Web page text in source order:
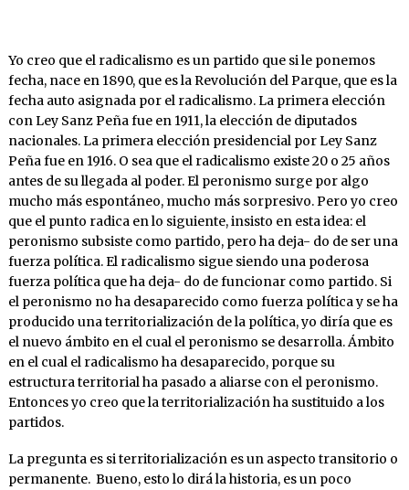
Yo creo que el radicalismo es un partido que si le ponemos
fecha, nace en 1890, que es la Revolución del Parque, que es la
fecha auto asignada por el radicalismo. La primera elección
con Ley Sanz Peña fue en 1911, la elección de diputados
nacionales. La primera elección presidencial por Ley Sanz
Peña fue en 1916. O sea que el radicalismo existe 20 o 25 años
antes de su llegada al poder. El peronismo surge por algo
mucho más espontáneo, mucho más sorpresivo. Pero yo creo
que el punto radica en lo siguiente, insisto en esta idea: el
peronismo subsiste como partido, pero ha deja- do de ser una
fuerza política. El radicalismo sigue siendo una poderosa
fuerza política que ha deja- do de funcionar como partido. Si
el peronismo no ha desaparecido como fuerza política y se ha
producido una territorialización de la política, yo diría que es
el nuevo ámbito en el cual el peronismo se desarrolla. Ámbito
en el cual el radicalismo ha desaparecido, porque su
estructura territorial ha pasado a aliarse con el peronismo.
Entonces yo creo que la territorialización ha sustituido a los
partidos.
La pregunta es si territorialización es un aspecto transitorio o
permanente. Bueno, esto lo dirá la historia, es un poco